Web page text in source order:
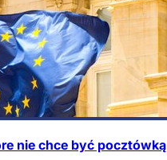
nie chce być pocztówką